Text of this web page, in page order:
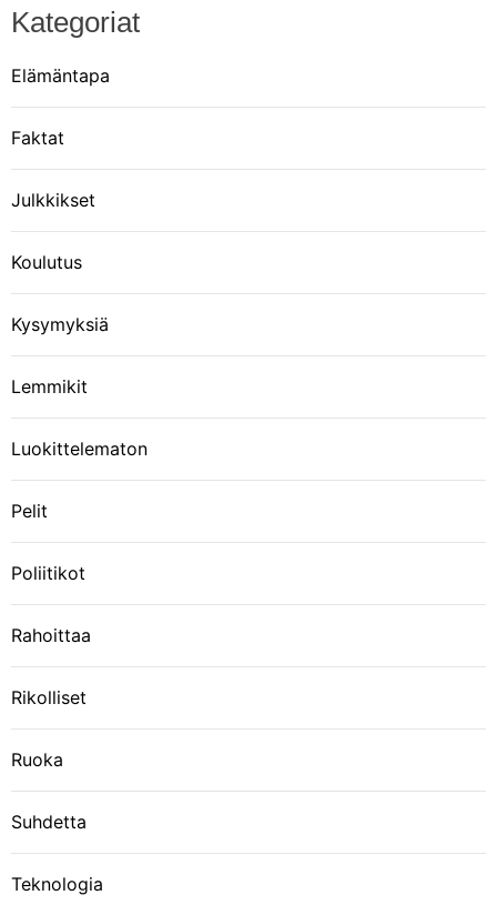
Kategoriat
Elämäntapa
Faktat
Julkkikset
Koulutus
Kysymyksiä
Lemmikit
Luokittelematon
Pelit
Poliitikot
Rahoittaa
Rikolliset
Ruoka
Suhdetta
Teknologia